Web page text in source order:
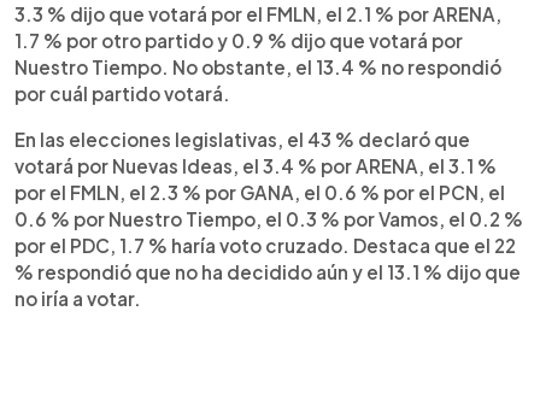
3.3 % dijo que votará por el FMLN, el 2.1 % por ARENA,
1.7 % por otro partido y 0.9 % dijo que votará por
Nuestro Tiempo. No obstante, el 13.4 % no respondió
por cuál partido votará.
En las elecciones legislativas, el 43 % declaró que
votará por Nuevas Ideas, el 3.4 % por ARENA, el 3.1 %
por el FMLN, el 2.3 % por GANA, el 0.6 % por el PCN, el
0.6 % por Nuestro Tiempo, el 0.3 % por Vamos, el 0.2 %
por el PDC, 1.7 % haría voto cruzado. Destaca que el 22
% respondió que no ha decidido aún y el 13.1 % dijo que
no iría a votar.